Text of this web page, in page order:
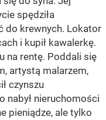
spędziła
do krewnych. Lokator
i kupił kawalerkę.
na rentę. Poddali się
artystą malarzem,
czynszu
nabył nieruchomości
pieniądze, ale tylko